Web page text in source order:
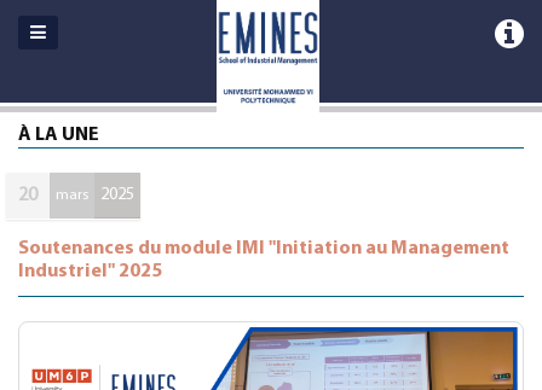
À LA UNE
20 mars 2025
Soutenances du module IMI "Initiation au Management
Industriel" 2025